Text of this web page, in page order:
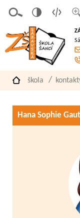
á
verze
pro
slaboz
raké
škola
Hana Sophie